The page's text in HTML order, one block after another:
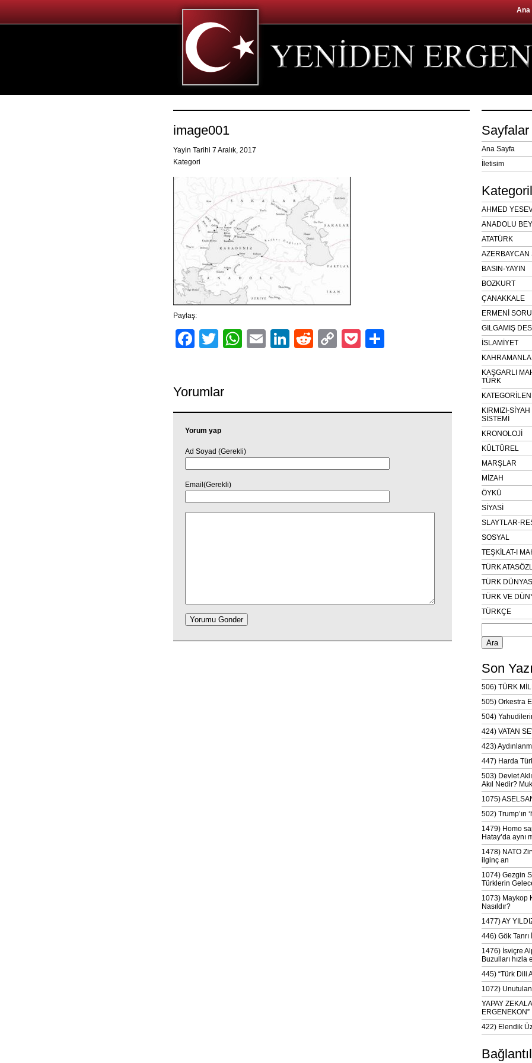
Ana
image001
Yayin Tarihi 7 Aralık, 2017
Kategori
Paylaş:
Facebook
TwitterWhatsApp
EmailLinkedIn
RedditCopyPocket
Yorumlar
Yorum yap
Ad Soyad (Gerekli)
Email(Gerekli)
Sayfalar
Ana Sayfa
İletisim
AHMED
ANADOLU
ATATÜRK
AZERBAYCAN
BASIN-YAYIN
BOZKURT
ÇANAKKALE
ERMENİ
GILGAMIŞ
İSLAMİYET
KAŞGARLI
TÜRK
KIRMIZI-
SİSTEMİ
KRONOLOJİ
KÜLTÜREL
MARŞLAR
MİZAH
ÖYKÜ
SİYASİ
SLAYTLAR-
SOSYAL
TEŞKİLAT-I
TÜRK
TÜRK DÜNYASI
TÜRK VE
TÜRKÇE
Arama:
Son
506) TÜRK
505) Orkestra
504)
424) VATAN
423)
447) Harda
503) Devlet
Akıl Nedir?
1075)
502) Trump’ın
1479) Homo
Hatay’da aynı
1478) NATO
ilginç an
1074) Gezgin
Türklerin
1073) Maykop
Nasıldır?
1477) AY
446) Gök Tanrı
1476) İsviçre
Buzulları hızla
445) “Türk Dili
1072) Unutulan
YAPAY
ERGENEKON”
422) Elendik